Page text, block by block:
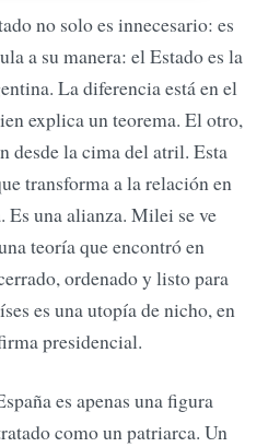
no solo es innecesario: es
a su manera: el Estado es la
La diferencia está en el
explica un teorema. El otro,
desde la cima del atril. Esta
transforma a la relación en
Es una alianza. Milei se ve
teoría que encontró en
ordenado y listo para
es una utopía de nicho, en
presidencial.
es apenas una figura
como un patriarca. Un